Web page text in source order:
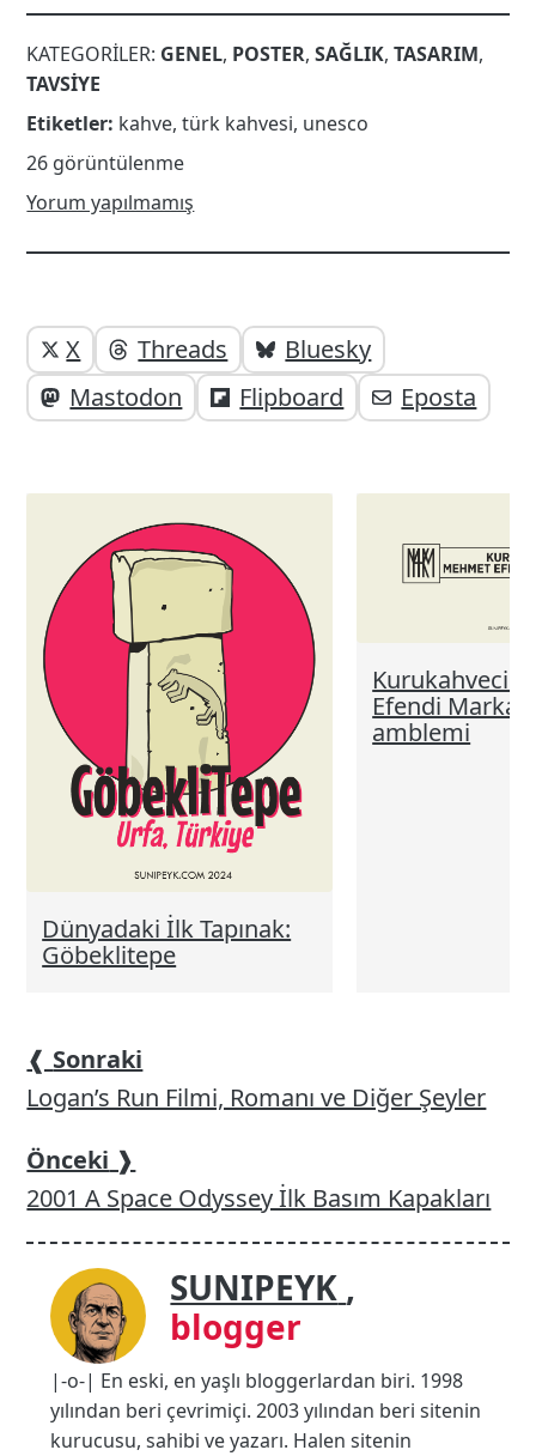
KATEGORILER: GENEL, POSTER,SAĞLIK,TASARIM,
TAVSIYE
Etiketler: kahve,türk kahvesi, unesco
26 görüntülenme
Yorum yapılmamış
Yazı
altı
elemanları
Yazıyı
paylaşabilirsiniz;
X Threads
Bluesky
Mastodon
Flipboard Eposta
Dünyadaki İlk Tapınak:
Göbeklitepe
Kurukahveci
Efendi
amblemi
❰ Sonraki
Logan’s Run Filmi, Romanı ve Diğer Şeyler
Önceki ❱
2001 A Space Odyssey İlk Basım Kapakları
SUNIPEYK ,
blogger
|-o-| En eski, en yaşlı bloggerlardan biri. 1998
yılından beri çevrimiçi. 2003 yılından beri sitenin
kurucusu, sahibi ve yazarı. Halen sitenin